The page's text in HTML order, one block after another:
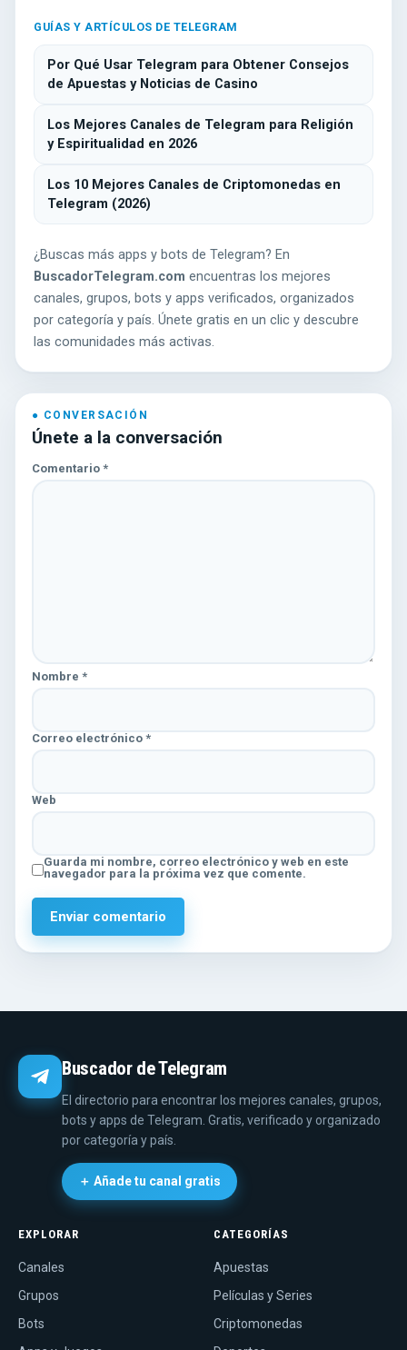
GUÍAS Y ARTÍCULOS DE TELEGRAM
Por Qué Usar Telegram para Obtener Consejos
de Apuestas y Noticias de Casino
Los Mejores Canales de Telegram para Religión
y Espiritualidad en 2026
Los 10 Mejores Canales de Criptomonedas en
Telegram (2026)
¿Buscas más apps y bots de Telegram? En
BuscadorTelegram.com encuentras los mejores
canales, grupos, bots y apps verificados, organizados
por categoría y país. Únete gratis en un clic y descubre
las comunidades más activas.
Únete a la conversación
Comentario *
Nombre *
Correo electrónico *
Web
Guarda mi nombre, correo electrónico y web en este
navegador para la próxima vez que comente.
Buscador de Telegram
El directorio para encontrar los mejores canales, grupos,
bots y apps de Telegram. Gratis, verificado y organizado
por categoría y país.
＋ Añade tu canal gratis
EXPLORAR
Canales
Grupos
Bots
CATEGORÍAS
Apuestas
Películas y Series
Criptomonedas